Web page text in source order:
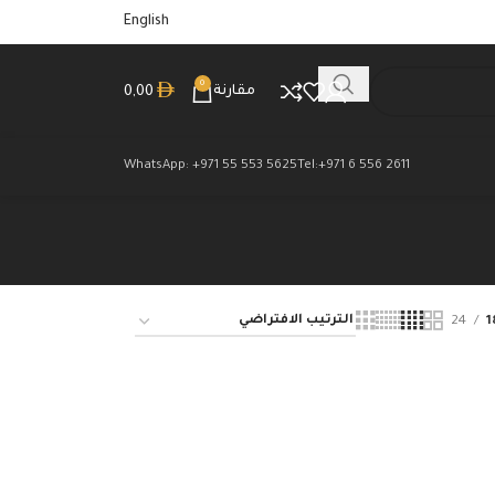
English
مقارنة
0
0,00
Tel:+971 6 556 2611
WhatsApp: +971 55 553 5625
24